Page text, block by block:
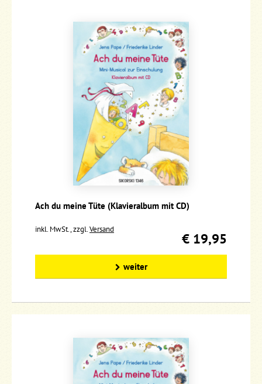
Ach du meine Tüte (Klavieralbum mit CD)
inkl. MwSt., zzgl.Versand
€ 19,95
weiter